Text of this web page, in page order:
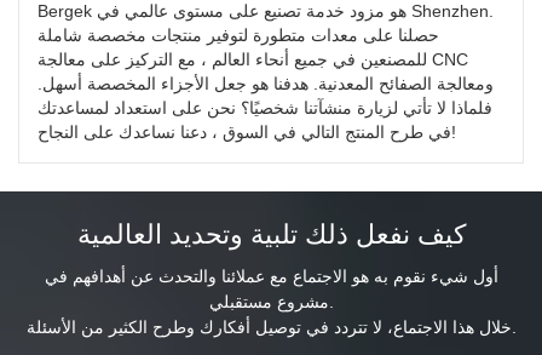
Bergek هو مزود خدمة تصنيع على مستوى عالمي في Shenzhen.
حصلنا على معدات متطورة لتوفير منتجات مخصصة شاملة
للمصنعين في جميع أنحاء العالم ، مع التركيز على معالجة CNC
ومعالجة الصفائح المعدنية. هدفنا هو جعل الأجزاء المخصصة أسهل.
فلماذا لا تأتي لزيارة منشآتنا شخصيًا؟ نحن على استعداد لمساعدتك
في طرح المنتج التالي في السوق ، دعنا نساعدك على النجاح!
كيف نفعل ذلك تلبية وتحديد العالمية
أول شيء نقوم به هو الاجتماع مع عملائنا والتحدث عن أهدافهم في